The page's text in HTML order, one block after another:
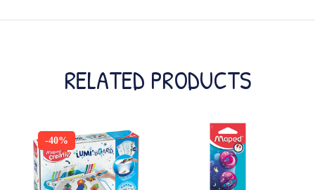
RELATED PRODUCTS
-40%